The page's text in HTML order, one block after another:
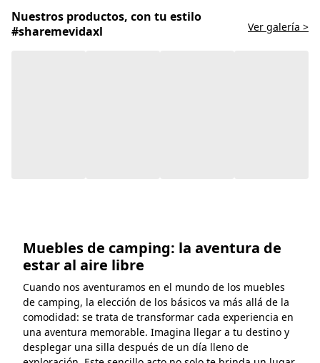
Nuestros productos, con tu estilo
#sharemevidaxl
Ver galería >
puedes relajarte y disfrutar de la belleza que te rodea.
Ver más
¡Contáctanos!
Ir al Centro de Ayuda